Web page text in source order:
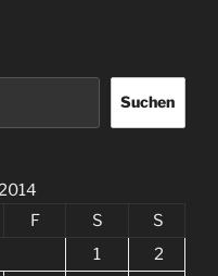
Suchen
F S
S
1
2